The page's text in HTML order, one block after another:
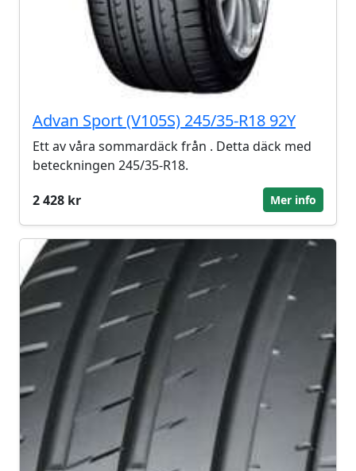
Advan Sport (V105S) 245/35-R18 92Y
Ett av våra sommardäck från . Detta däck med
beteckningen 245/35-R18.
2 428 kr
Mer info